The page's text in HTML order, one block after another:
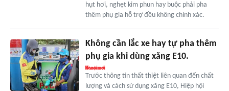
hụt hơi, nghẹt kim phun hay buộc phải pha
thêm phụ gia hỗ trợ đều không chính xác.
Không cần lắc xe hay tự pha thêm
phụ gia khi dùng xăng E10.
Trước thông tin thất thiệt liên quan đến chất
lượng và cách sử dụng xăng E10, Hiệp hội